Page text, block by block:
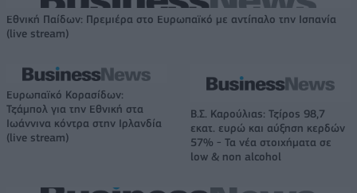
Εθνική Παίδων: Πρεμιέρα στο Ευρωπαϊκό με αντίπαλο την Ισπανία
(live stream)
Ευρωπαϊκό Κορασίδων:
Τζάμπολ για την Εθνική στα
Ιωάννινα κόντρα στην Ιρλανδία
(live stream)
Β.Σ. Καρούλιας: Τζίρος 98,7
εκατ. ευρώ και αύξηση κερδών
57% - Τα νέα στοιχήματα σε
low & non alcohol